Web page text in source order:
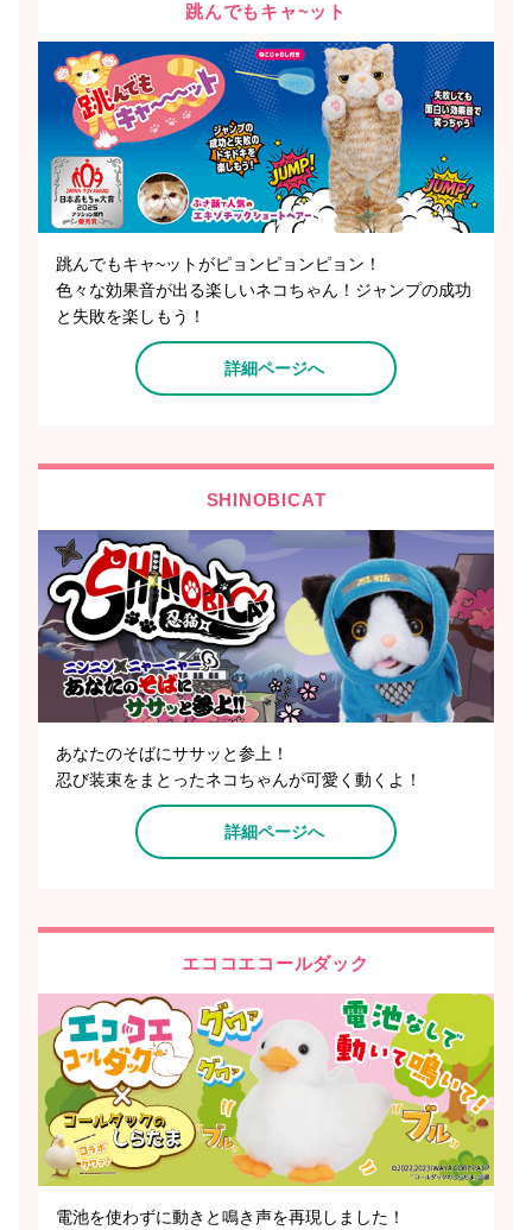
跳んでもキャ~ット
跳んでもキャ~ットがピョンピョンピョン！
色々な効果音が出る楽しいネコちゃん！ジャンプの成功
と失敗を楽しもう！
詳細ページへ
SHINOBICAT
あなたのそばにササッと参上！
忍び装束をまとったネコちゃんが可愛く動くよ！
詳細ページへ
エココエコールダック
電池を使わずに動きと鳴き声を再現しました！